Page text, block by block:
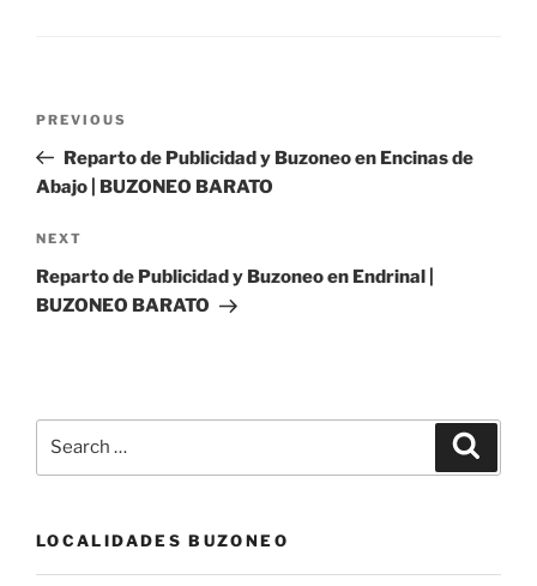
Previous
Post
PREVIOUS
Reparto de Publicidad y Buzoneo en Encinas de
Abajo | BUZONEO BARATO
Next
Post
NEXT
Reparto de Publicidad y Buzoneo en Endrinal |
BUZONEO BARATO
LOCALIDADES BUZONEO